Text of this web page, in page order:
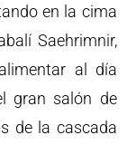
en la cima
Saehrimnir,
al día
gran salón de
de la cascada